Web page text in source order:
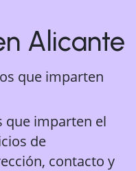
Alicante
que imparten
que imparten el
de
contacto y